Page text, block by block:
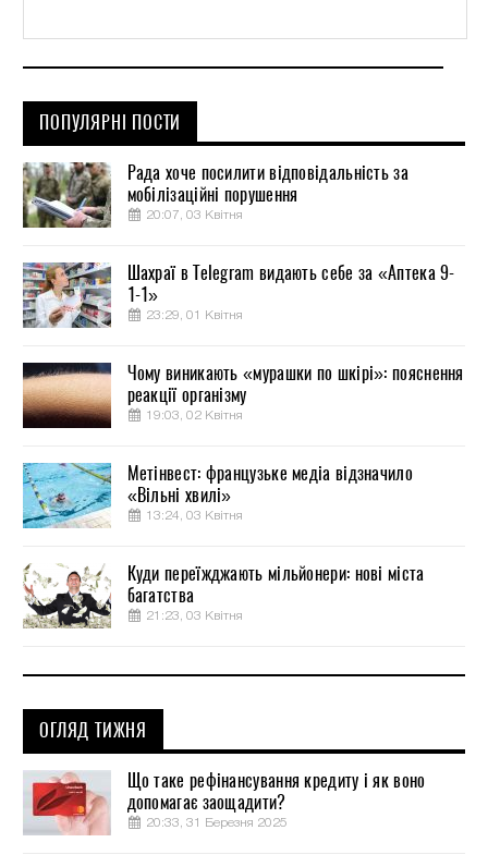
ПОПУЛЯРНІ ПОСТИ
Рада хоче посилити відповідальність за
мобілізаційні порушення
20:07, 03 Квітня
Шахраї в Telegram видають себе за «Аптека 9-
1-1»
23:29, 01 Квітня
Чому виникають «мурашки по шкірі»: пояснення
реакції організму
19:03, 02 Квітня
Метінвест: французьке медіа відзначило
«Вільні хвилі»
13:24, 03 Квітня
Куди переїжджають мільйонери: нові міста
багатства
21:23, 03 Квітня
ОГЛЯД ТИЖНЯ
Що таке рефінансування кредиту і як воно
допомагає заощадити?
20:33, 31 Березня 2025